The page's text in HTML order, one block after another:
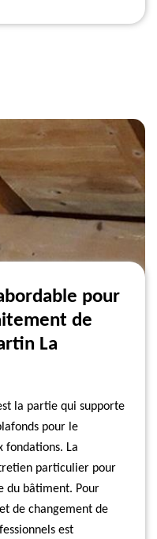
pour
de
La
la partie qui supporte
pour le
fondations. La
particulier pour
du bâtiment. Pour
de changement de
est